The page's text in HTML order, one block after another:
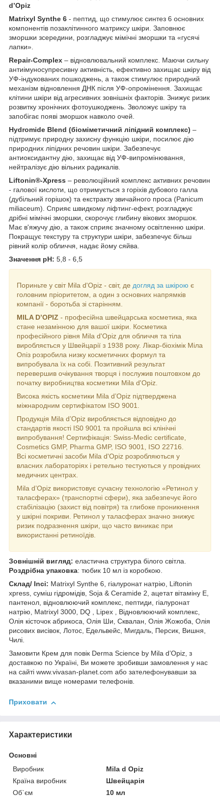
d’Opiz
Matrixyl Synthe 6 - пептид, що стимулює синтез 6 основних
компонентів позаклітинного матриксу шкіри. Заповнює
зморшки зсередини, розгладжує мімічні зморшки та «гусячі
лапки».
Repair-Complex – відновлювальний комплекс. Маючи сильну
антиімуносупресивну активність, ефективно захищає шкіру від
УФ-індукованих пошкоджень, а також стимулює природний
механізм відновлення ДНК після УФ-опромінення. Захищає
клітини шкіри від агресивних зовнішніх факторів. Знижує ризик
розвитку хронічних фотоушкоджень. Зволожує шкіру та
запобігає появі зморшок навколо очей.
Hydromide Blend (біоміметичний ліпідний комплекс) –
підтримує природну захисну функцію шкіри, посилює дію
природних ліпідних речовин шкіри. Забезпечує
антиоксидантну дію, захищає від УФ-випромінювання,
нейтралізує дію вільних радикалів.
Liftonin®-Xpress – революційний комплекс активних речовин
- галової кислоти, що отримується з горіхів дубового галла
(дубільний горішок) та екстракту звичайного проса (Panicum
miliaceum). Сприяє швидкому ліфтинг-ефект, розгладжує
дрібні мімічні зморшки, скорочує глибину вікових зморшок.
Має в'яжучу дію, а також сприяє значному освітленню шкіри.
Покращує текстуру та структури шкіри, забезпечує більш
рівний колір обличчя, надає йому сяйва.
Значення pH: 5,8 - 6,5
Пориньте у світ Mila d'Opiz - світ, де догляд за шкірою є
головним пріоритетом, а один з основних напрямків
компанії - боротьба зі старінням.
MILA D’OPIZ - професійна швейцарська косметика, яка
стане незамінною для вашої шкіри. Косметика
професійного рівня Mila d'Opiz для обличчя та тіла
виробляється у Швейцарії з 1938 року. Лікар-біохімік Міла
Опіз розробила низку косметичних формул та
випробувала їх на собі. Позитивний результат
перевершив очікування творця і послужив поштовхом до
початку виробництва косметики Mila d'Opiz.
Висока якість косметики Mila d’Opiz підтверджена
міжнародним сертифікатом ISO 9001.
Продукція Mila d’Opiz виробляється відповідно до
стандартів якості IS0 9001 та пройшла всі клінічні
випробування! Сертифікація: Swiss-Medic certificate,
Cosmetics GMP, Pharma GMP, ISO 9001, ISO 22716.
Всі косметичні засоби Mila d'Opiz розробляються у
власних лабораторіях і ретельно тестуються у провідних
медичних центрах.
Mila d’Opiz використовує сучасну технологію «Ретинол у
таласферах» (транспортні сфери), яка забезпечує його
стабілізацію (захист від повітря) та глибоке проникнення
у шкірні покриви. Ретинол у таласферах значно знижує
ризик подразнення шкіри, що часто виникає при
використанні ретиноїдів.
Зовнішній вигляд: еластична структура білого світла.
Роздрібна упаковка: тюбик 10 мл із коробкою.
Склад/ Inci: Matrixyl Synthe 6, гіалуронат натрію, Liftonin
xpress, суміш гідромідів, Soja & Ceramide 2, ацетат вітаміну E,
пантенол, відновлюючий комплекс, пептиди, гіалуронат
натрію, Matrixyl 3000, DQ , Lipex , Відновлюючий комплекс,
Олія кісточок абрикоса, Олія Ши, Сквалан, Олія Жожоба, Олія
рисових висівок, Лотос, Едельвейс, Мигдаль, Персик, Вишня,
Чилі.
Замовити Крем для повік Derma Science by Mila d’Opiz, з
доставкою по Україні, Ви можете зробивши замовлення у нас
на сайті www.vivasan-planet.com або зателефонувавши за
вказаними вище номерами телефонів.
Приховати
Характеристики
Основні
Виробник
Mila d Opiz
Країна виробник
Швейцарія
Об`єм
10 мл